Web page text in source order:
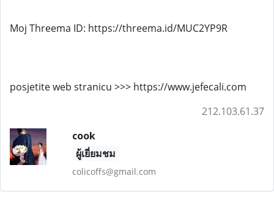
Moj Threema ID: https://threema.id/MUC2YP9R
posjetite web stranicu >>> https://www.jefecali.com
212.103.61.37
cook
ผู้เยี่ยมชม
colicoffs@gmail.com